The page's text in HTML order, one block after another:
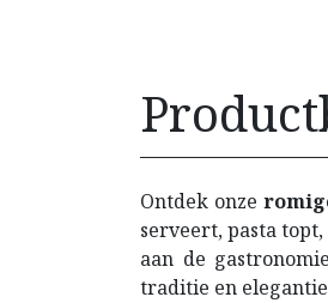
Ontdek onze
serveert, pasta
aan de
traditie en